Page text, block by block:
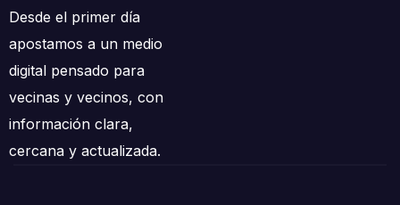
Desde el primer día
apostamos a un medio
digital pensado para
vecinas y vecinos, con
información clara,
cercana y actualizada.